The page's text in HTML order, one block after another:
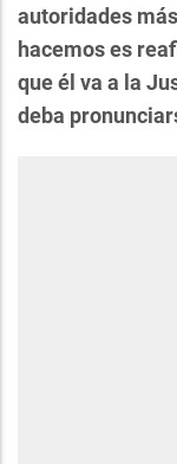
autoridades
hacemos es
que él va a la
deba